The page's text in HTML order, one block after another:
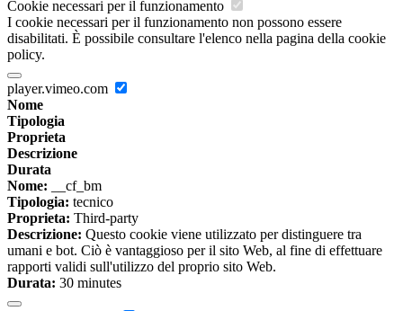
Cookie necessari per il funzionamento
I cookie necessari per il funzionamento non possono essere
disabilitati. È possibile consultare l'elenco nella pagina della cookie
policy.
player.vimeo.com
Nome
Tipologia
Proprieta
Descrizione
Durata
Nome: __cf_bm
Tipologia: tecnico
Proprieta: Third-party
Descrizione: Questo cookie viene utilizzato per distinguere tra
umani e bot. Ciò è vantaggioso per il sito Web, al fine di effettuare
rapporti validi sull'utilizzo del proprio sito Web.
Durata: 30 minutes